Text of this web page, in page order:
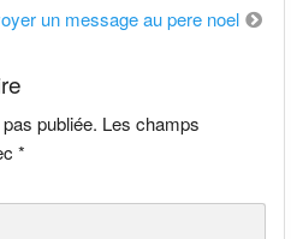
un message au pere noel
publiée. Les champs
*